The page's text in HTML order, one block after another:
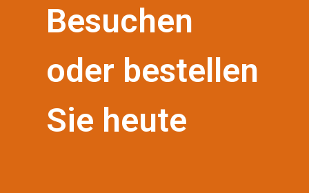
Besuchen
oder bestellen
Sie heute